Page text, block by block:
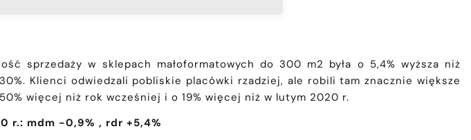
sprzedaży w sklepach małoformatowych do 300 m2 była o 5,4% wyższa niż
Klienci odwiedzali pobliskie placówki rzadziej, ale robili tam znacznie większe
więcej niż rok wcześniej i o 19% więcej niż w lutym 2020 r.
r.: mdm -0,9% , rdr +5,4%